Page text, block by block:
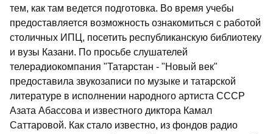
тем, как там ведется подготовка. Во время учебы
предоставляется возможность ознакомиться с работой
столичных ИПЦ, посетить республиканскую библиотеку
и вузы Казани. По просьбе слушателей
телерадиокомпания "Татарстан - "Новый век"
предоставила звукозаписи по музыке и татарской
литературе в исполнении народного артиста СССР
Азата Абассова и известного диктора Камал
Саттаровой. Как стало известно, из фондов радио